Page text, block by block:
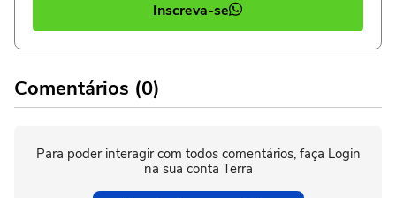
Inscreva-se
Comentários (0)
Para poder interagir com todos comentários, faça Login
na sua conta Terra